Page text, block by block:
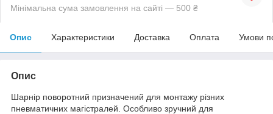
Мінімальна сума замовлення на сайті — 500 ₴
Опис Характеристики Доставка Оплата Умови
Опис
Шарнір поворотний призначений для монтажу різних
пневматичних магістралей. Особливо зручний для